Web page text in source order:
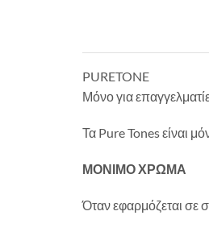
PURETONE
Μόνο για
Τα Pure Tones είναι
ΜΟΝΙΜΟ ΧΡΩΜΑ
Όταν εφαρμόζεται σε